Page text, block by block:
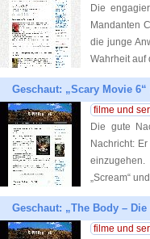
Die
Mandanten
die junge
Wahrheit
Geschaut: „Scary Movie 6“
filme und
Die gute
Nachricht:
„Scream“
Geschaut: „The Body – Die
filme und